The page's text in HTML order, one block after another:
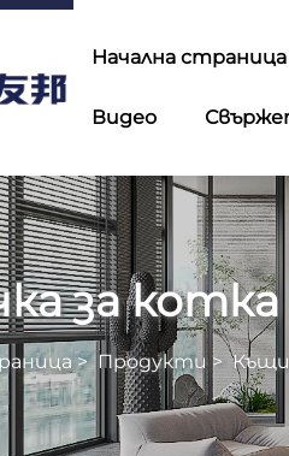
Начална страница
Видео
за котка
> Продукти>